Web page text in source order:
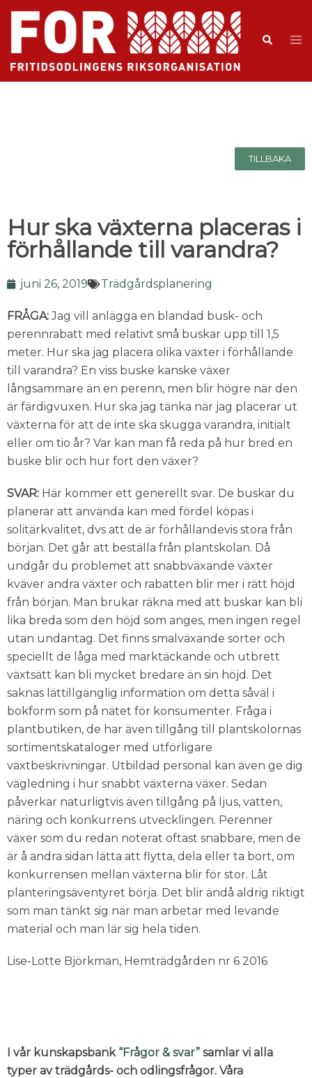
TILLBAKA
Hur ska växterna placeras i
förhållande till varandra?
juni 26, 2019 Trädgårdsplanering
FRÅGA:Jag vill anlägga en blandad busk- och
perennrabatt med relativt små buskar upp till 1,5
meter. Hur ska jag placera olika växter i förhållande
till varandra? En viss buske kanske växer
långsammare än en perenn, men blir högre när den
är färdigvuxen. Hur ska jag tänka när jag placerar ut
växterna för att de inte ska skugga varandra, initialt
eller om tio år? Var kan man få reda på hur bred en
buske blir och hur fort den växer?
SVAR: Här kommer ett generellt svar. De buskar du
planerar att använda kan med fördel köpas i
solitärkvalitet, dvs att de är förhållandevis stora från
början. Det går att beställa från plantskolan. Då
undgår du problemet att snabbväxande växter
kväver andra växter och rabatten blir mer i rätt höjd
från början. Man brukar räkna med att buskar kan bli
lika breda som den höjd som anges, men ingen regel
utan undantag. Det finns smalväxande sorter och
speciellt de låga med marktäckande och utbrett
växtsätt kan bli mycket bredare än sin höjd. Det
saknas lättillgänglig information om detta såväl i
bokform som på nätet för konsumenter. Fråga i
plantbutiken, de har även tillgång till plantskolornas
sortimentskataloger med utförligare
växtbeskrivningar. Utbildad personal kan även ge dig
vägledning i hur snabbt växterna växer. Sedan
påverkar naturligtvis även tillgång på ljus, vatten,
näring och konkurrens utvecklingen. Perenner
växer som du redan noterat oftast snabbare, men de
är å andra sidan lätta att flytta, dela eller ta bort, om
konkurrensen mellan växterna blir för stor. Låt
planteringsäventyret börja. Det blir ändå aldrig riktigt
som man tänkt sig när man arbetar med levande
material och man lär sig hela tiden.
Lise-Lotte Björkman, Hemträdgården nr 6 2016
I vår kunskapsbank “Frågor & svar” samlar vi alla
typer av trädgårds- och odlingsfrågor. Våra